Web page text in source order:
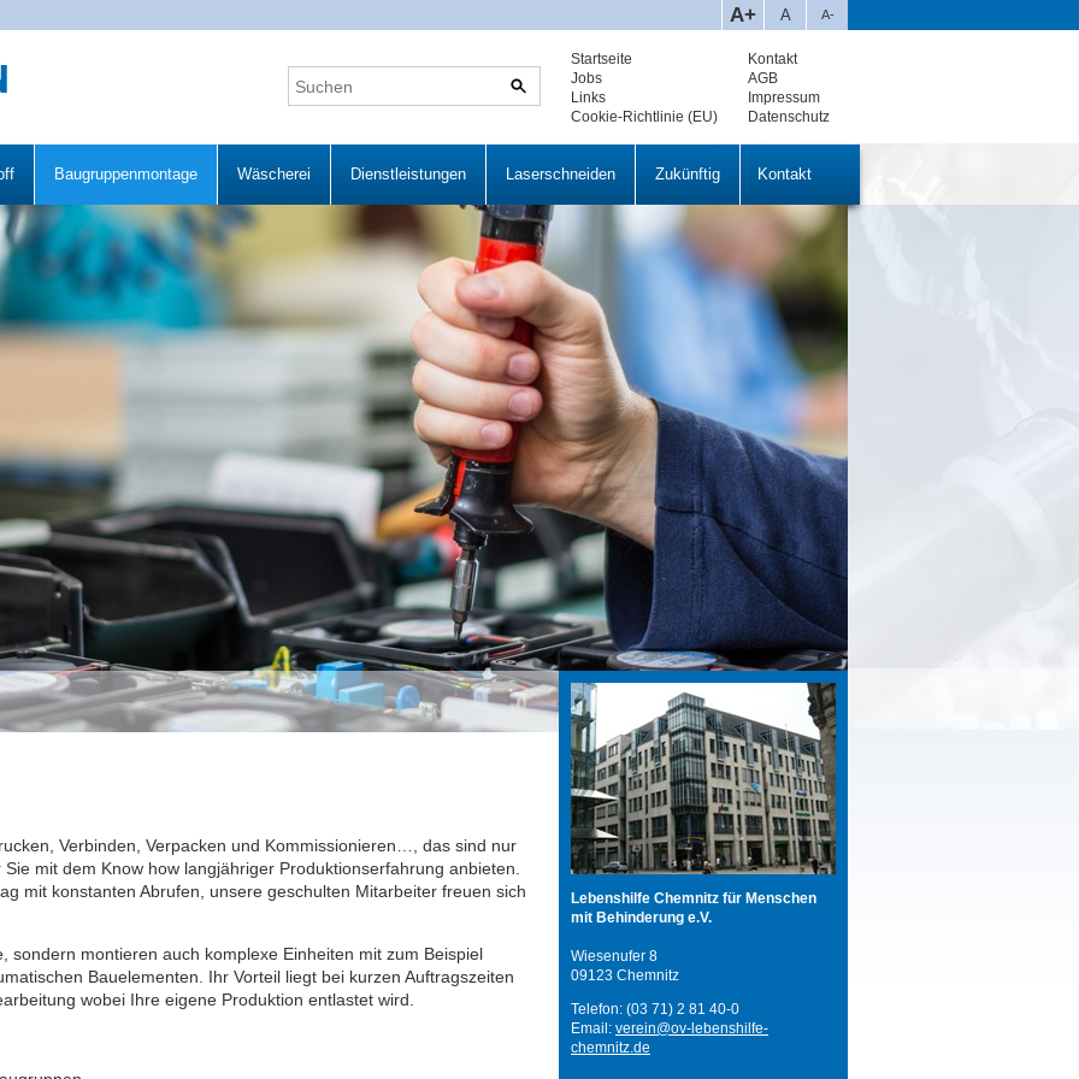
A+ A A-
Startseite
Jobs
Links
Cookie-Richtlinie (EU)
Kontakt
AGB
Impressum
Datenschutz
Baugruppenmontage Wäscherei Dienstleistungen Laserschneiden Zukünftig Kontakt
Verbinden, Verpacken und Kommissionieren…, das sind nur
mit dem Know how langjähriger Produktionserfahrung anbieten.
mit konstanten Abrufen, unsere geschulten Mitarbeiter freuen sich
sondern montieren auch komplexe Einheiten mit zum Beispiel
Bauelementen. Ihr Vorteil liegt bei kurzen Auftragszeiten
wobei Ihre eigene Produktion entlastet wird.
Lebenshilfe Chemnitz für Menschen
mit Behinderung e.V.
Wiesenufer 8
09123 Chemnitz
Telefon: (03 71) 2 81 40-0
Email: verein@ov-lebenshilfe-
chemnitz.de